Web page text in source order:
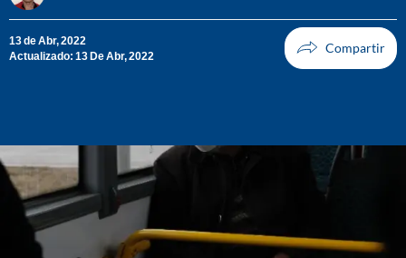
13 de Abr, 2022
Actualizado: 13 De Abr, 2022